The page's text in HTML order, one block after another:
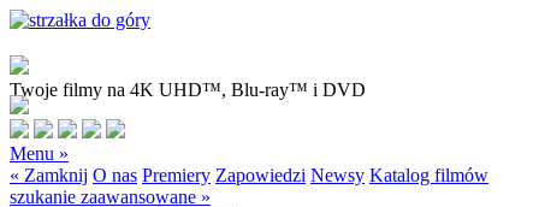
Twoje filmy na 4K UHD™, Blu-ray™ i DVD
Menu »
« Zamknij O nas Premiery Zapowiedzi Newsy Katalog filmów
szukanie zaawansowane »